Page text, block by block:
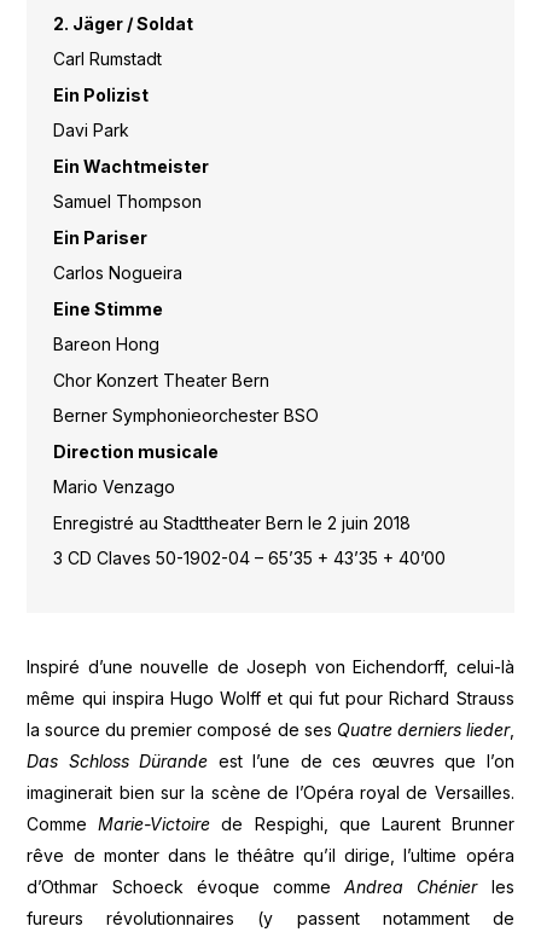
2. Jäger / Soldat
Carl Rumstadt
Ein Polizist
Davi Park
Ein Wachtmeister
Samuel Thompson
Ein Pariser
Carlos Nogueira
Eine Stimme
Bareon Hong
Chor Konzert Theater Bern
Berner Symphonieorchester BSO
Direction musicale
Mario Venzago
Enregistré au Stadttheater Bern le 2 juin 2018
3 CD Claves 50-1902-04 – 65’35 + 43’35 + 40’00
Inspiré d’une nouvelle de Joseph von Eichendorff, celui-là
même qui inspira Hugo Wolff et qui fut pour Richard Strauss
la source du premier composé de ses Quatre derniers lieder,
Das Schloss Dürande est l’une de ces œuvres que l’on
imaginerait bien sur la scène de l’Opéra royal de Versailles.
CommeMarie-Victoire de Respighi, que Laurent Brunner
rêve de monter dans le théâtre qu’il dirige, l’ultime opéra
d’Othmar Schoeck évoque commeAndrea Chénierles
fureurs révolutionnaires (y passent notamment de